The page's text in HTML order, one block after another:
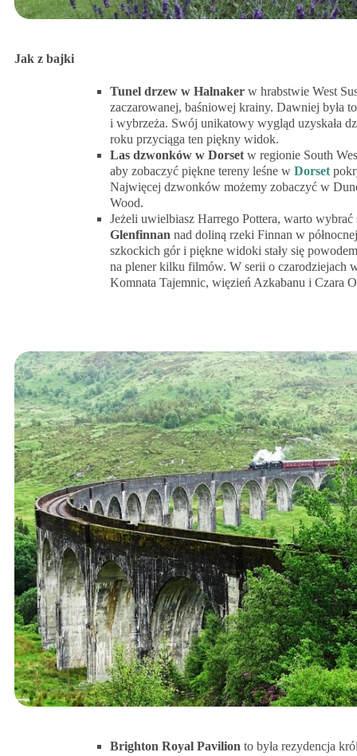
Jak z bajki
Tunel drzew w Halnaker w hrabstwie West
zaczarowanej, baśniowej krainy. Dawniej była
i wybrzeża. Swój unikatowy wygląd uzyskała
roku przyciąga ten piękny widok.
Las dzwonków w Dorset w regionie South
aby zobaczyć piękne tereny leśne w Dorset
Najwięcej dzwonków możemy zobaczyć w
Wood.
Jeżeli uwielbiasz Harrego Pottera, warto
Glenfinnan nad doliną rzeki Finnan w
szkockich gór i piękne widoki stały się
na plener kilku filmów. W serii o czarodziejach
Komnata Tajemnic, więzień Azkabanu i Czara
Brighton Royal Pavilion to była rezydencja